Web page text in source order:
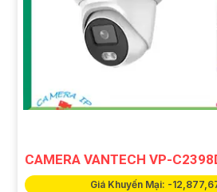
CAMERA VANTECH VP-
Giá Khuyến Mại: -